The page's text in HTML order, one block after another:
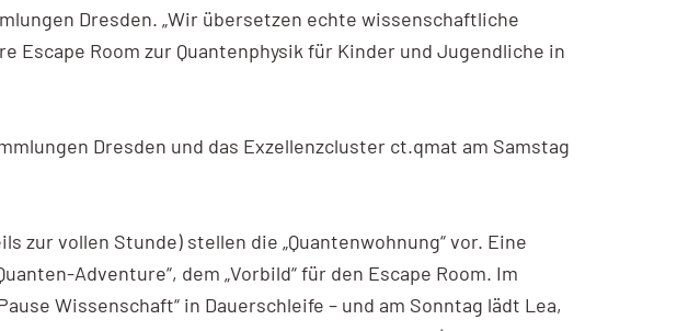
Dresden. „Wir übersetzen echte wissenschaftliche
Escape Room zur Quantenphysik für Kinder und Jugendliche in
Dresden und das Exzellenzcluster ct.qmat am Samstag
zur vollen Stunde) stellen die „Quantenwohnung“ vor. Eine
Adventure“, dem „Vorbild“ für den Escape Room. Im
Wissenschaft“ in Dauerschleife – und am Sonntag lädt Lea,